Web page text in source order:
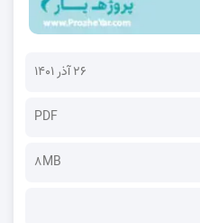
۲۶ آذر ۱۴۰۱
PDF
8MB